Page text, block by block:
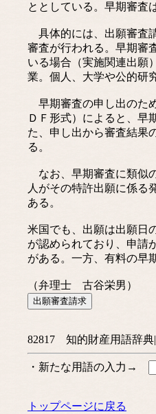
ととしている。早期審査
具体的には、出願審査
審査が行われる。早期審
いる場合（実施関連出願
業。個人、大学や公的研
早期審査の申し出のた
ＤＦ形式）によると、早
た、申し出から審査結果
る。
なお、早期審査に類似
人がその特許出願に係る
ある。
米国でも、出願は出願日
が認められており、申請
がある。一方、有料の早
（弁理士 古谷栄男）
82817 知的財産用語辞典|
・新たな用語の入力→
トップページに戻る